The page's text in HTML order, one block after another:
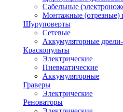
Сабельные
Монтажные (отрезные)
Шуруповерты
Сетевые
Аккумуляторные
Краскопульты
Электрические
Пневматические
Аккумуляторные
Граверы
Электрические
Реноваторы